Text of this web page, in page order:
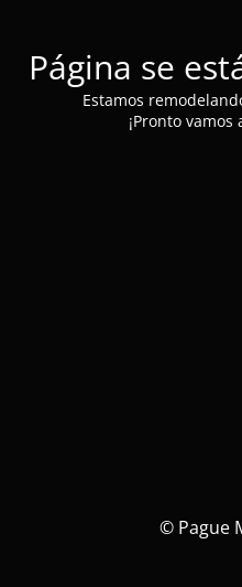
Página se
Estamos
¡Pronto
© Pague